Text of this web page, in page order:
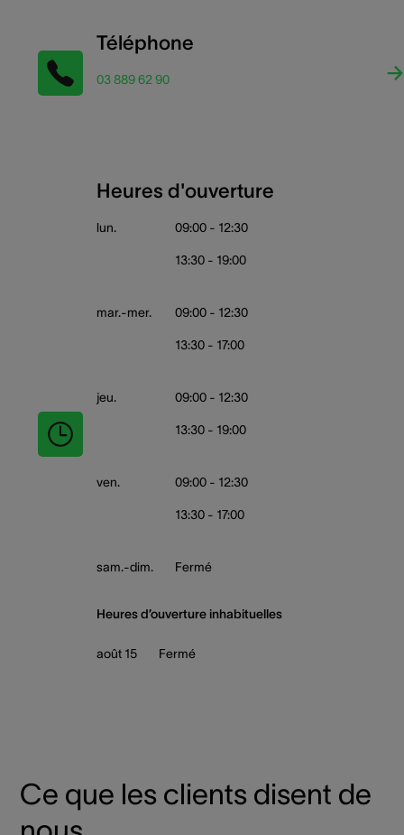
Téléphone
03 889 62 90
Heures d'ouverture
lun. 09:00 - 12:30
13:30 - 19:00
mar.-mer. 09:00 - 12:30
13:30 - 17:00
jeu. 09:00 - 12:30
13:30 - 19:00
ven. 09:00 - 12:30
13:30 - 17:00
sam.-dim. Fermé
Heures d’ouverture inhabituelles
août 15 Fermé
Ce que les clients disent de